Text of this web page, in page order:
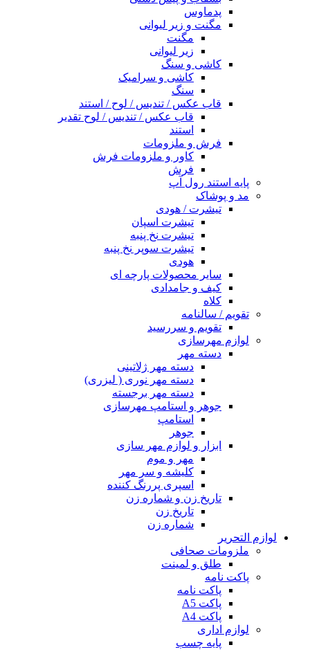
پدماوس
مگنت و زیر لیوانی
مگنت
زیر لیوانی
کاشی و سنگ
کاشی و سرامیک
سنگ
قاب عکس / تندیس / لوح / استند
قاب عکس / تندیس / لوح تقدیر
استند
فرش و ملزومات
کاور و ملزومات فرش
فرش
پایه استند رول آپ
مد و پوشاک
تیشرت / هودی
تیشرت اسپان
تیشرت نخ پنبه
تیشرت سوپر نخ پنبه
هودی
سایر محصولات پارچه ای
کیف و جامدادی
کلاه
تقویم / سالنامه
تقویم و سررسید
لوازم مهرسازی
دسته مهر
دسته مهر ژلاتینی
دسته مهر نوری ( لیزری)
دسته مهر برجسته
جوهر و استامپ مهرسازی
استامپ
جوهر
ابزار و لوازم مهر سازی
مهر و موم
کلیشه و سر مهر
اسپری پررنگ کننده
تاریخ زن و شماره زن
تاریخ زن
شماره زن
لوازم التحریر
ملزومات صحافی
طلق و لمینت
پاکت نامه
پاکت نامه
پاکت A5
پاکت A4
لوازم اداری
پایه چسب